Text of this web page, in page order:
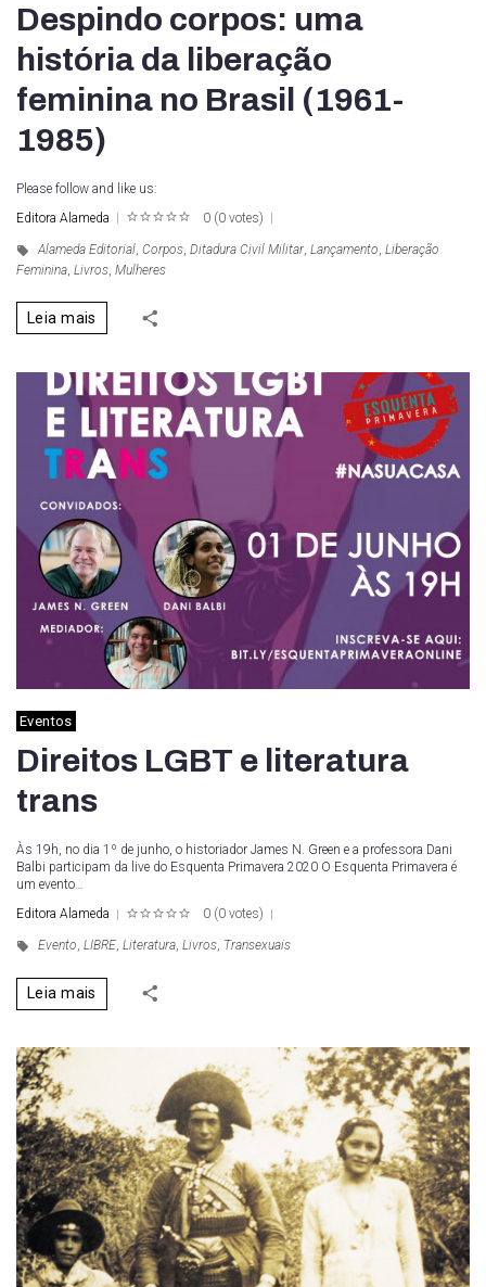
Despindo corpos: uma
história da liberação
feminina no Brasil (1961-
1985)
Please follow and like us:
Editora Alameda
0 (0 votes)
Alameda Editorial Corpos Ditadura Civil Militar, Lançamento Liberação
Feminina Livros Mulheres
Leia mais
Eventos
Direitos LGBT e literatura
trans
Às 19h, no dia 1º de junho, o historiador James N. Green e a professora Dani
Balbi participam da live do Esquenta Primavera 2020 O Esquenta Primavera é
um evento…
Editora Alameda
0 (0 votes)
Evento, LIBRE, Literatura, Livros, Transexuais
Leia mais